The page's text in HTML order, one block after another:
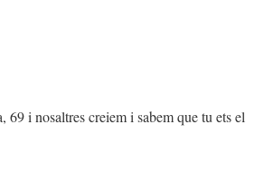
69 i nosaltres creiem i sabem que tu ets el